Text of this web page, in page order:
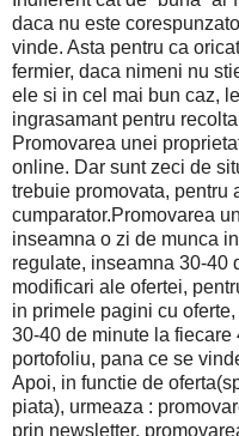
daca nu este
vinde. Asta pentru ca
fermier, daca nimeni nu
ele si in cel mai bun caz,
ingrasamant pentru
Promovarea unei
online. Dar sunt zeci de
trebuie promovata, pentru
cumparator.Promovarea
inseamna o zi de munca
regulate, inseamna 30-40
modificari ale ofertei,
in primele pagini cu
30-40 de minute la fiecare
portofoliu, pana ce se
Apoi, in functie de
piata), urmeaza :
prin newsletter,